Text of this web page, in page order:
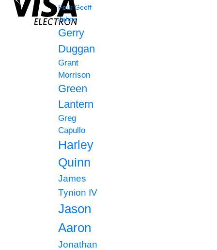
Four Geoff
Johns
Gerry
Duggan
Grant
Morrison
Green
Lantern
Greg
Capullo
Harley
Quinn
James
Tynion IV
Jason
Aaron
Jonathan